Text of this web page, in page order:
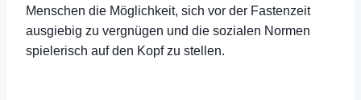
Menschen die Möglichkeit, sich vor der Fastenzeit
ausgiebig zu vergnügen und die sozialen Normen
spielerisch auf den Kopf zu stellen.